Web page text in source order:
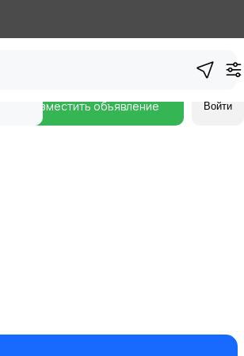
Разместить объявление Войти